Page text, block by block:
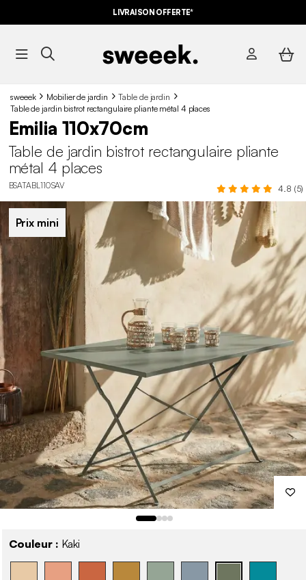
LIVRAISON OFFERTE*
sweeek Mobilier de jardin
Table de jardin
Table de jardin bistrot rectangulaire pliante métal 4 places
Emilia 110x70cm
Table de jardin bistrot rectangulaire pliante
métal 4 places
BSATABL110SAV 4.8 (5)
Prix mini
Couleur : Kaki